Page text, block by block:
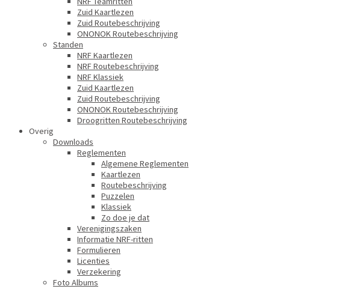
Zuid Kaartlezen
Zuid Routebeschrijving
ONONOK Routebeschrijving
Standen
NRF Kaartlezen
NRF Routebeschrijving
NRF Klassiek
Zuid Kaartlezen
Zuid Routebeschrijving
ONONOK Routebeschrijving
Droogritten Routebeschrijving
Overig
Downloads
Reglementen
Algemene Reglementen
Kaartlezen
Routebeschrijving
Puzzelen
Klassiek
Zo doe je dat
Verenigingszaken
Informatie NRF-ritten
Formulieren
Licenties
Verzekering
Foto Albums